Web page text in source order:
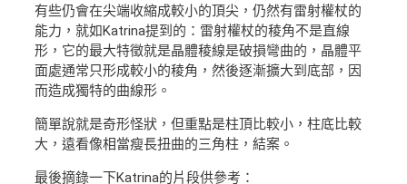
有些仍會在尖端收縮成較小的頂尖，仍然有雷射權杖的
能力，就如Katrina提到的：雷射權杖的稜角不是直線
形，它的最大特徵就是晶體稜線是破損彎曲的，晶體平
面處通常只形成較小的稜角，然後逐漸擴大到底部，因
而造成獨特的曲線形。
簡單說就是奇形怪狀，但重點是柱頂比較小，柱底比較
大，遠看像相當瘦長扭曲的三角柱，結案。
最後摘錄一下Katrina的片段供參考：